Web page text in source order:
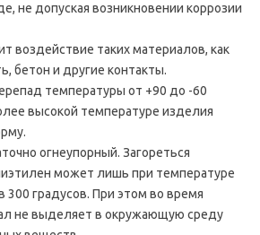
не допуская возникновении коррозии
воздействие таких материалов, как
бетон и другие контакты.
температуры от +90 до -60
высокой температуре изделия
огнеупорный. Загореться
может лишь при температуре
300 градусов. При этом во время
не выделяет в окружающую среду